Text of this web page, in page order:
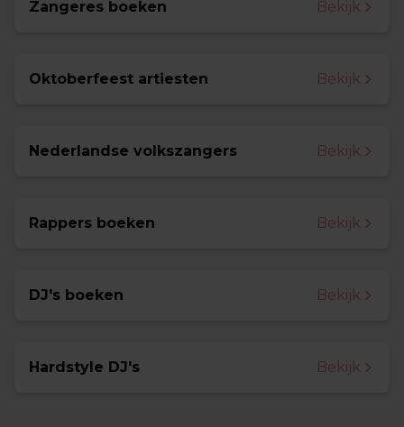
Zangeres boeken Bekijk
Oktoberfeest artiesten Bekijk
Nederlandse volkszangers Bekijk
Rappers boeken Bekijk
DJ's boeken Bekijk
Hardstyle DJ's Bekijk